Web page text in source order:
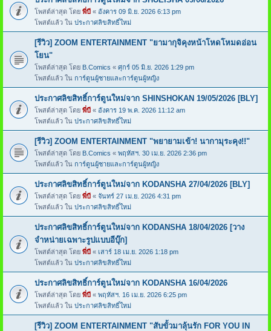
โพสต์ล่าสุด โดย พี่บี « อังคาร 09 มิ.ย. 2026 6:13 pm
โพสต์แล้ว ใน ประกาศลิขสิทธิ์ใหม่
[รีวิว] ZOOM ENTERTAINMENT "ยามากุจิคุงหน้าโหดโหมดอ่อน
โยน"
โพสต์ล่าสุด โดย B.Comics « ศุกร์ 05 มิ.ย. 2026 1:29 pm
โพสต์แล้ว ใน การ์ตูนผู้ชายและการ์ตูนผู้หญิง
ประกาศลิขสิทธิ์การ์ตูนใหม่จาก SHINSHOKAN 19/05/2026 [BLY]
โพสต์ล่าสุด โดย พี่บี « อังคาร 19 พ.ค. 2026 11:12 am
โพสต์แล้ว ใน ประกาศลิขสิทธิ์ใหม่
[รีวิว] ZOOM ENTERTAINMENT "พยายามเข้า! นากามุระคุง!!"
โพสต์ล่าสุด โดย B.Comics « พฤหัสฯ. 30 เม.ย. 2026 2:36 pm
โพสต์แล้ว ใน การ์ตูนผู้ชายและการ์ตูนผู้หญิง
ประกาศลิขสิทธิ์การ์ตูนใหม่จาก KODANSHA 27/04/2026 [BLY]
โพสต์ล่าสุด โดย พี่บี « จันทร์ 27 เม.ย. 2026 4:31 pm
โพสต์แล้ว ใน ประกาศลิขสิทธิ์ใหม่
ประกาศลิขสิทธิ์การ์ตูนใหม่จาก KODANSHA 18/04/2026 [วาง
จำหน่ายเฉพาะรูปแบบอีบุ๊ก]
โพสต์ล่าสุด โดย พี่บี « เสาร์ 18 เม.ย. 2026 1:18 pm
โพสต์แล้ว ใน ประกาศลิขสิทธิ์ใหม่
ประกาศลิขสิทธิ์การ์ตูนใหม่จาก KODANSHA 16/04/2026
โพสต์ล่าสุด โดย พี่บี « พฤหัสฯ. 16 เม.ย. 2026 6:25 pm
โพสต์แล้ว ใน ประกาศลิขสิทธิ์ใหม่
[รีวิว] ZOOM ENTERTAINMENT "สับขั้วมาลุ้นรัก FOR YOU IN